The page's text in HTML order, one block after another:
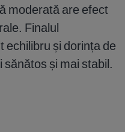
moderată are efect
Finalul
echilibru și dorința de
sănătos și mai stabil.